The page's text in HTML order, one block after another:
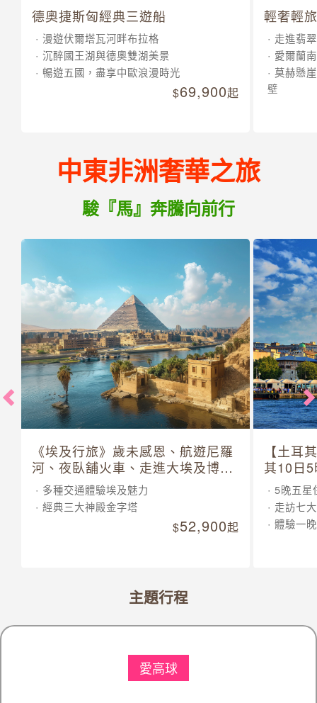
德奧捷斯匈經典三遊船
漫遊伏爾塔瓦河畔布拉格
沉醉國王湖與德奧雙湖美景
暢遊五國，盡享中歐浪漫時光
69,900起
輕奢輕
走進翡
愛爾蘭
莫赫懸
壁
中東非洲奢華之旅
駿『馬』奔騰向前行
《埃及行旅》歲未感恩、航遊尼羅
河、夜臥舖火車、走進大埃及博物
館 10 日
多種交通體驗埃及魅力
經典三大神殿金字塔
52,900起
【土耳
其10日
5晚五星
走訪七
體驗一
愛高球
主題行程